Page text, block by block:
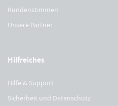
Kundenstimmen
Unsere Partner
Hilfreiches
Hilfe & Support
Sicherheit und Datenschutz